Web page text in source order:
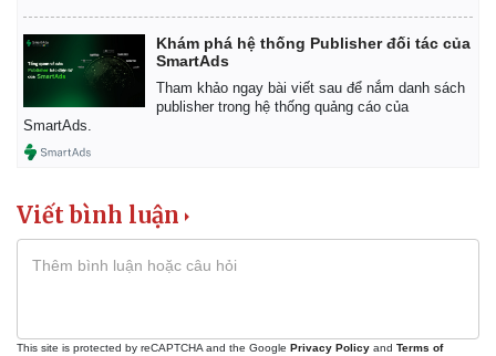
Khám phá hệ thống Publisher đối tác của
SmartAds
Tham khảo ngay bài viết sau để nắm danh sách
publisher trong hệ thống quảng cáo của
SmartAds.
Viết bình luận
This site is protected by reCAPTCHA and the Google Privacy Policy and Terms of